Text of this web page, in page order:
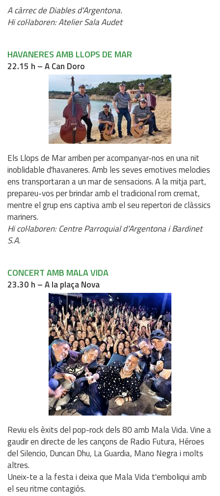
A càrrec de Diables d'Argentona.
Hi col·laboren: Atelier Sala Audet
HAVANERES AMB LLOPS DE MAR
22.15 h – A Can Doro
Els Llops de Mar arriben per acompanyar-nos en una nit
inoblidable d'havaneres. Amb les seves emotives melodies
ens transportaran a un mar de sensacions. A la mitja part,
prepareu-vos per brindar amb el tradicional rom cremat,
mentre el grup ens captiva amb el seu repertori de clàssics
mariners.
Hi col·laboren: Centre Parroquial d'Argentona i Bardinet
S.A.
CONCERT AMB MALA VIDA
23.30 h – A la plaça Nova
Reviu els èxits del pop-rock dels 80 amb Mala Vida. Vine a
gaudir en directe de les cançons de Radio Futura, Héroes
del Silencio, Duncan Dhu, La Guardia, Mano Negra i molts
altres.
Uneix-te a la festa i deixa que Mala Vida t'emboliqui amb
el seu ritme contagiós.